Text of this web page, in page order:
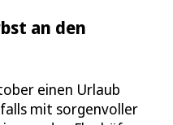
an den
einen Urlaub
mit sorgenvoller